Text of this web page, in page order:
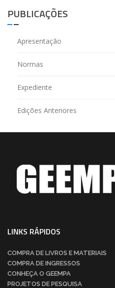
PUBLICAÇÕES
Apresentação
Normas
Expediente
Edições Anteriores
LINKS RÁPIDOS
COMPRA DE LIVROS E MATERIAIS
COMPRA DE INGRESSOS
CONHEÇA O GEEMPA
PROJETOS DE PESQUISA